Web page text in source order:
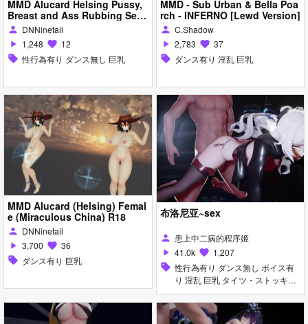
MMD Alucard Helsing Pussy,
Breast and Ass Rubbing Sera
s Victoria (Saved by Zero) R1
8
person DNNinetail
play_arrow 1,248 favorite 12
sell 性行為有り ダンス無し 巨乳
MMD - Sub Urban & Bella Poa
rch - INFERNO [Lewd Version]
person C.Shadow
play_arrow 2,783 favorite 37
sell ダンス有り 淫乱 巨乳
MMD Alucard (Helsing) Femal
e (Miraculous China) R18
person DNNinetail
play_arrow 3,700 favorite 36
sell ダンス有り 巨乳
布洛尼亚~sex
person 患上中二病的程序姬
play_arrow 41.0k favorite 1,207
sell 性行為有り ダンス無し ボイス有
り 淫乱 巨乳 タイツ・ストッキン
グ